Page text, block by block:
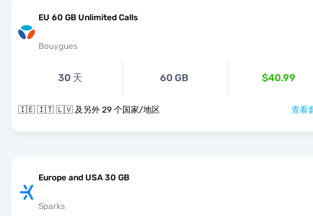
EU 60 GB Unlimited Calls
Bouygues
30 天 60 GB $40.99
🇮🇪 🇮🇹 🇱🇻 及另外 29 个国家/地区 查看
Europe and USA 30 GB
Sparks